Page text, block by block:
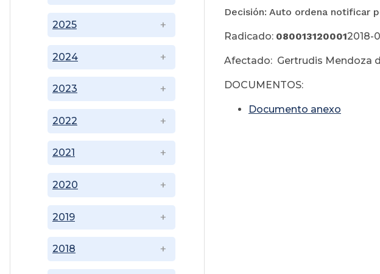
2018
2019
2020
2021
2022
2023
2024
2025
Decisión: Auto ordena notificar
Radicado: 0800131200012018-
Afectado: Gertrudis Mendoza
DOCUMENTOS:
Documento anexo